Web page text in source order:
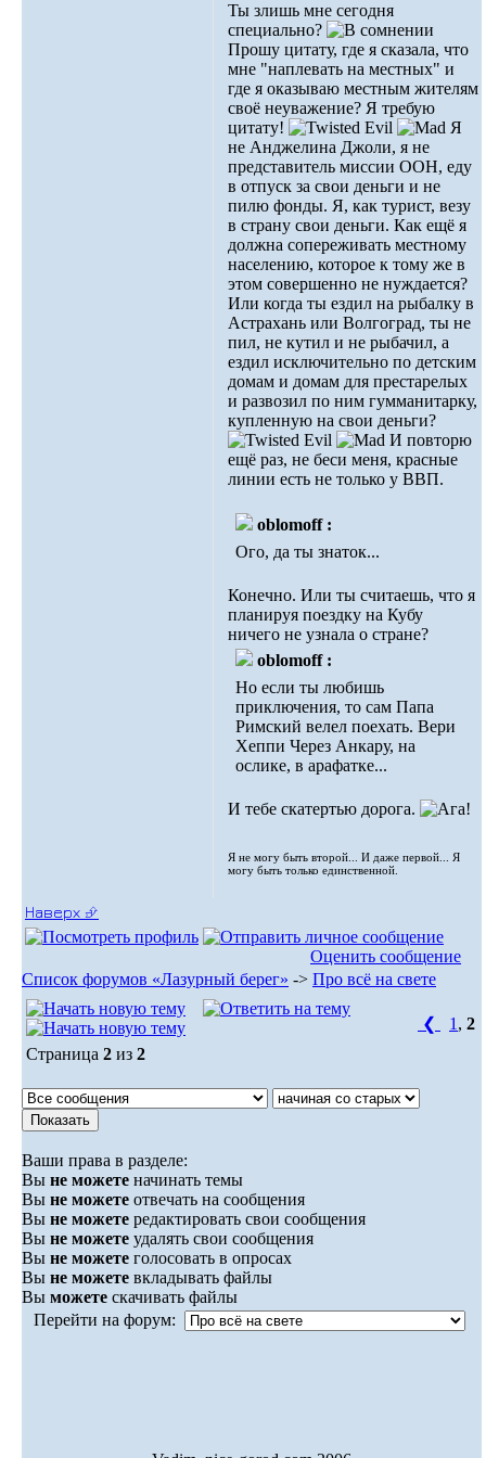
Ты злишь мне сегодня
специально?
Прошу цитату, где я сказала, что
мне "наплевать на местных" и
где я оказываю местным жителям
своё неуважение? Я требую
цитату!
Я
не Анджелина Джоли, я не
представитель миссии ООН, еду
в отпуск за свои деньги и не
пилю фонды. Я, как турист, везу
в страну свои деньги. Как ещё я
должна сопереживать местному
населению, которое к тому же в
этом совершенно не нуждается?
Или когда ты ездил на рыбалку в
Астрахань или Волгоград, ты не
пил, не кутил и не рыбачил, а
ездил исключительно по детским
домам и домам для престарелых
и развозил по ним гумманитарку,
купленную на свои деньги?
И повторю
ещё раз, не беси меня, красные
линии есть не только у ВВП.
oblomoff :
Ого, да ты знаток...
Конечно. Или ты считаешь, что я
планируя поездку на Кубу
ничего не узнала о стране?
oblomoff :
Но если ты любишь
приключения, то сам Папа
Римский велел поехать. Вери
Хеппи Через Анкару, на
ослике, в арафатке...
И тебе скатертью дорога.
Я не могу быть второй... И даже первой... Я
могу быть только единственной.
Наверх ⮵
Оценить сообщение
Список форумов «Лазурный берег» -> Про всё на свете
❮ 1 , 2
Страница 2 из 2
Ваши права в разделе:
Вы не можете начинать темы
Вы не можете отвечать на сообщения
Вы не можете редактировать свои сообщения
Вы не можете удалять свои сообщения
Вы не можете голосовать в опросах
Вы не можете вкладывать файлы
Вы можете скачивать файлы
Перейти на форум: